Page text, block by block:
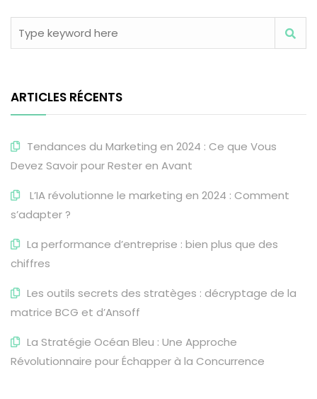
ARTICLES RÉCENTS
Tendances du Marketing en 2024 : Ce que Vous
Devez Savoir pour Rester en Avant
L’IA révolutionne le marketing en 2024 : Comment
s’adapter ?
La performance d’entreprise : bien plus que des
chiffres
Les outils secrets des stratèges : décryptage de la
matrice BCG et d’Ansoff
La Stratégie Océan Bleu : Une Approche
Révolutionnaire pour Échapper à la Concurrence